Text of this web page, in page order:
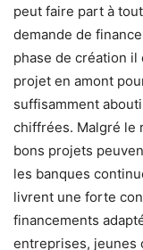
peut faire part à
demande de
phase de création
projet en amont
suffisamment
chiffrées. Malgré le
bons projets
les banques
livrent une forte
financements
entreprises, jeunes